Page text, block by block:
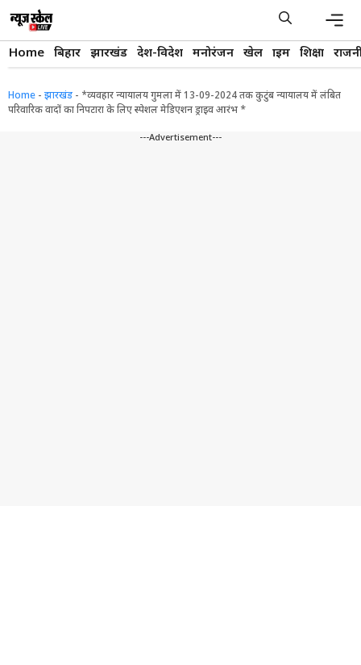
content
Home बिहार झारखंड देश-विदेश मनोरंजन खेल क्राइम शिक्षा
Home - झारखंड - *व्यवहार न्यायालय गुमला में 13-09-2024 तक कुटुंब न्यायालय में लंबित
परिवारिक वादों का निपटारा के लिए स्पेशल मेडिएशन ड्राइव आरंभ *
---Advertisement---